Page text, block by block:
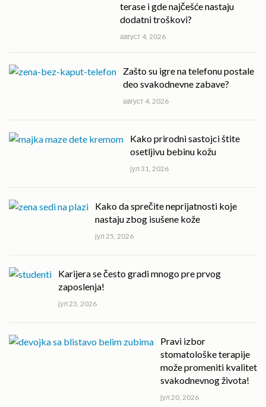
terase i gde najčešće nastaju
dodatni troškovi?
август 4, 2026
Zašto su igre na telefonu postale
deo svakodnevne zabave?
август 4, 2026
Kako prirodni sastojci štite
osetljivu bebinu kožu
јул 31, 2026
Kako da sprečite neprijatnosti koje
nastaju zbog isušene kože
јул 25, 2026
Karijera se često gradi mnogo pre prvog
zaposlenja!
јул 23, 2026
Pravi izbor
stomatološke terapije
može promeniti kvalitet
svakodnevnog života!
јул 20, 2026